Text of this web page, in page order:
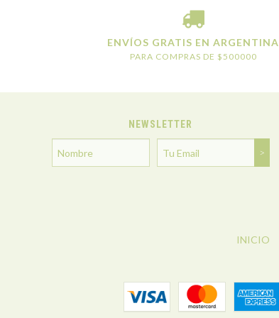
ENVÍOS GRATIS EN ARGENTINA
PARA COMPRAS DE $500000
NEWSLETTER
INICIO